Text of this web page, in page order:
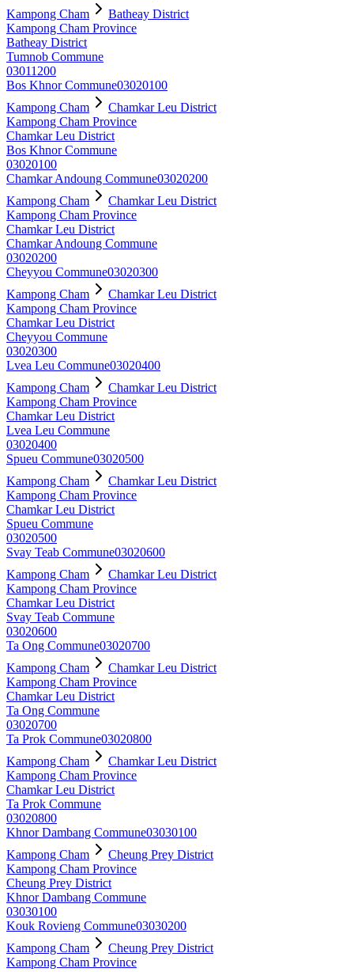
Kampong Cham
Batheay District
Kampong Cham Province
Batheay District
Tumnob Commune
03011200
Bos Khnor Commune03020100
Kampong Cham
Chamkar Leu District
Kampong Cham Province
Chamkar Leu District
Bos Khnor Commune
03020100
Chamkar Andoung Commune03020200
Kampong Cham
Chamkar Leu District
Kampong Cham Province
Chamkar Leu District
Chamkar Andoung Commune
03020200
Cheyyou Commune03020300
Kampong Cham
Chamkar Leu District
Kampong Cham Province
Chamkar Leu District
Cheyyou Commune
03020300
Lvea Leu Commune03020400
Kampong Cham
Chamkar Leu District
Kampong Cham Province
Chamkar Leu District
Lvea Leu Commune
03020400
Spueu Commune03020500
Kampong Cham
Chamkar Leu District
Kampong Cham Province
Chamkar Leu District
Spueu Commune
03020500
Svay Teab Commune03020600
Kampong Cham
Chamkar Leu District
Kampong Cham Province
Chamkar Leu District
Svay Teab Commune
03020600
Ta Ong Commune03020700
Kampong Cham
Chamkar Leu District
Kampong Cham Province
Chamkar Leu District
Ta Ong Commune
03020700
Ta Prok Commune03020800
Kampong Cham
Chamkar Leu District
Kampong Cham Province
Chamkar Leu District
Ta Prok Commune
03020800
Khnor Dambang Commune03030100
Kampong Cham
Cheung Prey District
Kampong Cham Province
Cheung Prey District
Khnor Dambang Commune
03030100
Kouk Rovieng Commune03030200
Kampong Cham
Cheung Prey District
Kampong Cham Province